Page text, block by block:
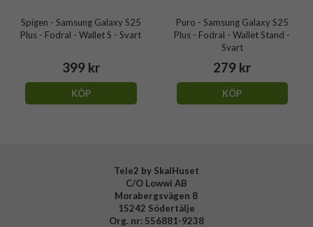
Spigen - Samsung Galaxy S25
Plus - Fodral - Wallet S - Svart
399 kr
KÖP
Puro - Samsung Galaxy S25
Plus - Fodral - Wallet Stand -
Svart
279 kr
KÖP
Tele2 by SkalHuset
C/O Lowwi AB
Morabergsvägen 8
15242 Södertälje
Org. nr: 556881-9238